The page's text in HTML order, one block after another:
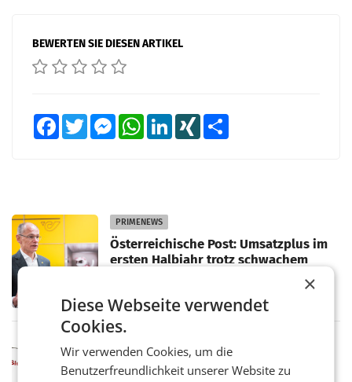
BEWERTEN SIE DIESEN ARTIKEL
FacebookTwitter MessengerWhatsAppLinkedInXING
PRIMENEWS
Österreichische Post: Umsatzplus im
ersten Halbjahr trotz schwachem
WIEN Die Österreichische Post AG hat im
ersten Halbjahr 2026 einen Konzernumsatz
von 1.544,0 Mio. EUR erwirtschaftet, was
einem Plus von 3,8 Prozent gegenüber dem
Vergleichszeitraum
ProSiebenSat.1 spart und macht
überraschend viel Gewinn
×
Diese Webseite verwendet
Cookies.
Wir verwenden Cookies, um die
Benutzerfreundlichkeit unserer Website zu